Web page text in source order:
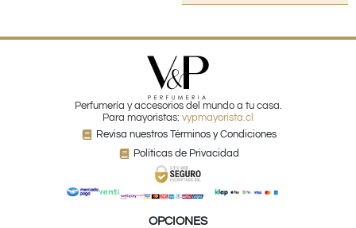
Perfumería y accesorios del mundo a tu casa.
Para mayoristas: vypmayorista.cl
Revisa nuestros Términos y Condiciones
Políticas de Privacidad
OPCIONES